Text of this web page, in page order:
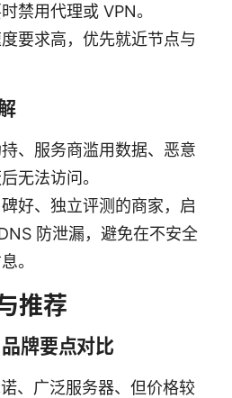
禁用代理或 VPN。
要求高，优先就近节点与
、服务商滥用数据、恶意
无法访问。
好、独立评测的商家，启
防泄漏，避免在不安全
。
推荐
牌要点对比
、广泛服务器、但价格较